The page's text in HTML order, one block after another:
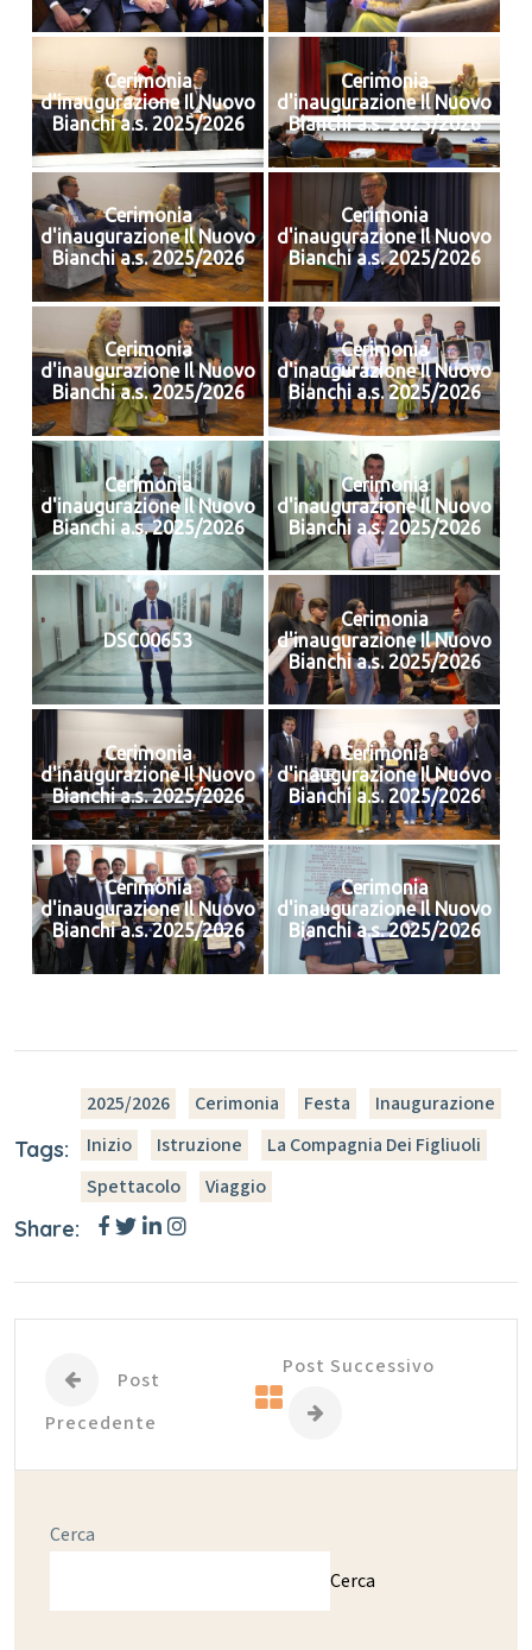
Cerimonia
d'inaugurazione Il Nuovo
Bianchi a.s. 2025/2026
Cerimonia
d'inaugurazione Il Nuovo
Bianchi a.s. 2025/2026
Cerimonia
d'inaugurazione Il Nuovo
Bianchi a.s. 2025/2026
Cerimonia
d'inaugurazione Il Nuovo
Bianchi a.s. 2025/2026
Cerimonia
d'inaugurazione Il Nuovo
Bianchi a.s. 2025/2026
Cerimonia
d'inaugurazione Il Nuovo
Bianchi a.s. 2025/2026
Cerimonia
d'inaugurazione Il Nuovo
Bianchi a.s. 2025/2026
Cerimonia
d'inaugurazione Il Nuovo
Bianchi a.s. 2025/2026
DSC00653
Cerimonia
d'inaugurazione Il Nuovo
Bianchi a.s. 2025/2026
Cerimonia
d'inaugurazione Il Nuovo
Bianchi a.s. 2025/2026
Cerimonia
d'inaugurazione Il Nuovo
Bianchi a.s. 2025/2026
Cerimonia
d'inaugurazione Il Nuovo
Bianchi a.s. 2025/2026
Cerimonia
d'inaugurazione Il Nuovo
Bianchi a.s. 2025/2026
Tags:
2025/2026 Cerimonia Festa
Inaugurazione
Inizio
Istruzione
La Compagnia Dei Figliuoli
Spettacolo
Viaggio
Share:
Post
Precedente
Post Successivo
Cerca
Cerca